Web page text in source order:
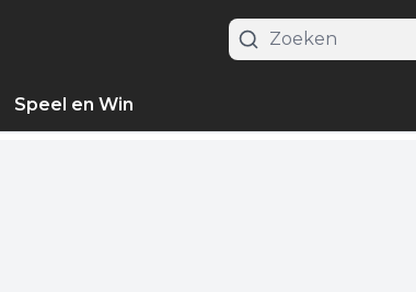
Speel en Win